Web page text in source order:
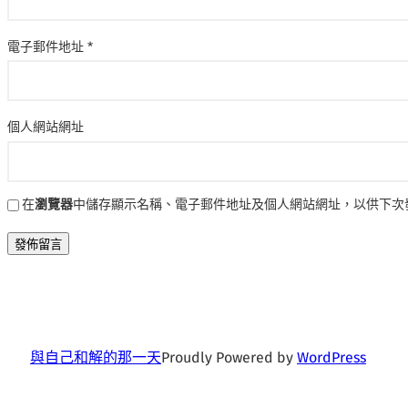
電子郵件地址 *
個人網站網址
在瀏覽器中儲存顯示名稱、電子郵件地址及個人網站網址，以供下次
與自己和解的那一天Proudly Powered by WordPress